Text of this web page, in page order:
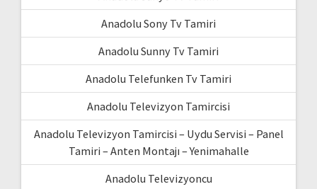
Anadolu Sony Tv Tamiri
Anadolu Sunny Tv Tamiri
Anadolu Telefunken Tv Tamiri
Anadolu Televizyon Tamircisi
Anadolu Televizyon Tamircisi – Uydu Servisi – Panel
Tamiri – Anten Montajı – Yenimahalle
Anadolu Televizyoncu